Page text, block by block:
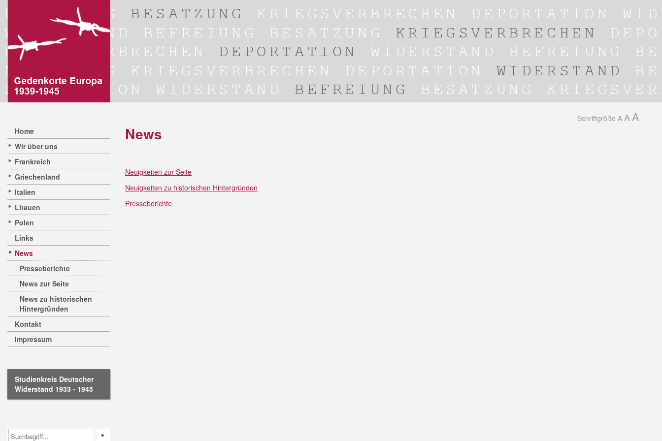
Home
Wir über uns
Frankreich
Griechenland
Italien
Litauen
Polen
Links
News
Presseberichte
News zur Seite
News zu historischen
Hintergründen
Kontakt
Impressum
Studienkreis Deutscher
Widerstand 1933 - 1945
Schriftgröße A A A
News
Neuigkeiten zur Seite
Neuigkeiten zu historischen Hintergründen
Presseberichte